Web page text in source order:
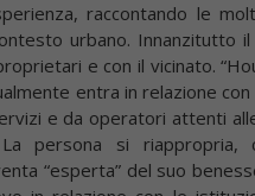
raccontando le
urbano. Innanzitutto
e con il vicinato.
entra in relazione
e da operatori attenti
persona si
“esperta” del suo